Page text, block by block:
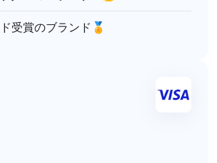
受賞のブランド🏅